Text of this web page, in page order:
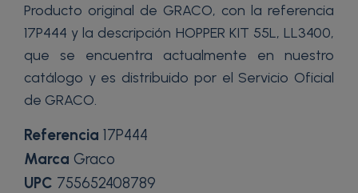
Producto original de GRACO, con la referencia
17P444 y la descripción HOPPER KIT 55L, LL3400,
que se encuentra actualmente en nuestro
catálogo y es distribuido por el Servicio Oficial
de GRACO.
Referencia 17P444
Marca Graco
UPC 755652408789